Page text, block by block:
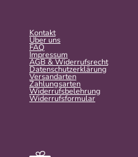
Kontakt
Über uns
FAQ
Impressum
AGB & Widerrufsrecht
Datenschutzerklärung
Versandarten
Zahlungsarten
Widerrufsbelehrung
Widerrufs­formular